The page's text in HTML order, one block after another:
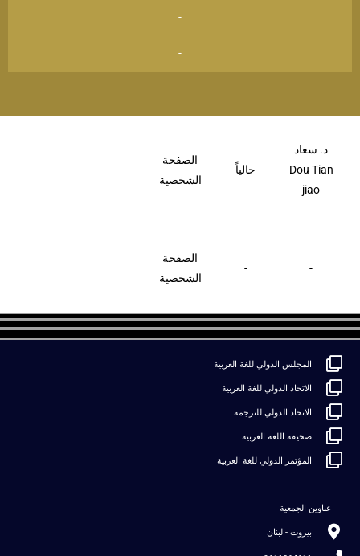
-
-
د. سعاد
Dou Tian
jiao
حالياً
الصفحة
الشخصية
-
-
الصفحة
الشخصية
المجلس الدولي للغة العربية
الاتحاد الدولي للغة العربية
الاتحاد الدولي للترجمة
صحيفة اللغة العربية
المؤتمر الدولي للغة العربية
عناوين الجمعية
بيروت - لبنان